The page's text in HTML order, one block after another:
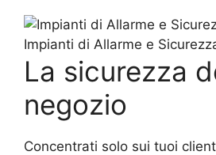
Impianti di Allarme e
La sicurezza
negozio
Concentrati solo sui tuoi